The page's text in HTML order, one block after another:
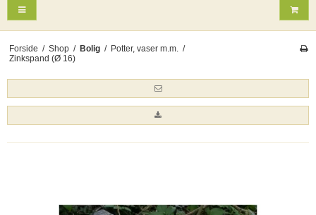
Forside / Shop / Bolig / Potter, vaser m.m.
/
Zinkspand (Ø 16)